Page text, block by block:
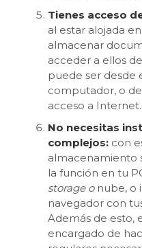
Tienes acceso
al estar alojada
almacenar
acceder a ellos
puede ser desde
computador, o
acceso a Internet.
No necesitas
complejos: con
almacenamiento
la función en tu
storage o nube, o
navegador con
Además de esto,
encargado de